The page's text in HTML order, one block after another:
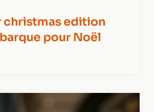
christmas edition
pour Noël